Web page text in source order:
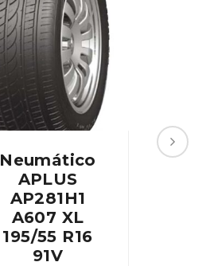
Neumático
APLUS
AP281H1
A607 XL
195/55 R16
91V